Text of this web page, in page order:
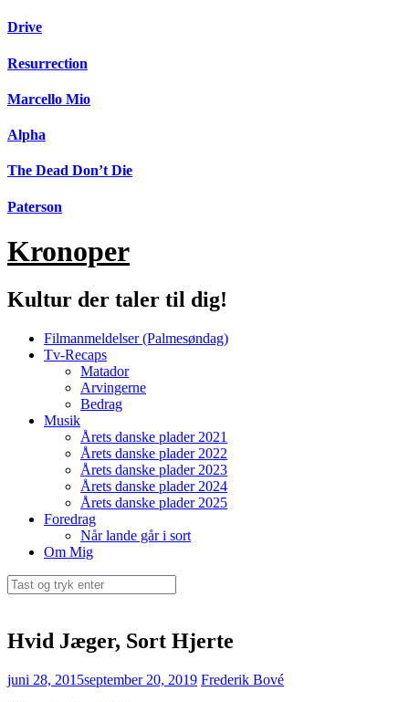
Videre
indhold
Drive
Resurrection
Marcello Mio
Alpha
The Dead Don’t Die
Paterson
Kronoper
Kultur der taler til dig!
Filmanmeldelser (Palmesøndag)
Tv-Recaps
Matador
Arvingerne
Bedrag
Musik
Årets danske plader 2021
Årets danske plader 2022
Årets danske plader 2023
Årets danske plader 2024
Årets danske plader 2025
Foredrag
Når lande går i sort
Om Mig
Søg
efter:
Hvid Jæger, Sort Hjerte
juni 28, 2015september 20, 2019 Frederik Bové